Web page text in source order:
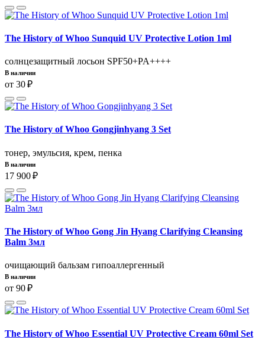
The History of Whoo Sunquid UV Protective Lotion 1ml
солнцезащитный лосьон SPF50+PA++++
В наличии
от 30 ₽
The History of Whoo Gongjinhyang 3 Set
тонер, эмульсия, крем, пенка
В наличии
17 900 ₽
The History of Whoo Gong Jin Hyang Clarifying Cleansing
Balm 3мл
очищающий бальзам гипоаллергенный
В наличии
от 90 ₽
The History of Whoo Essential UV Protective Cream 60ml Set